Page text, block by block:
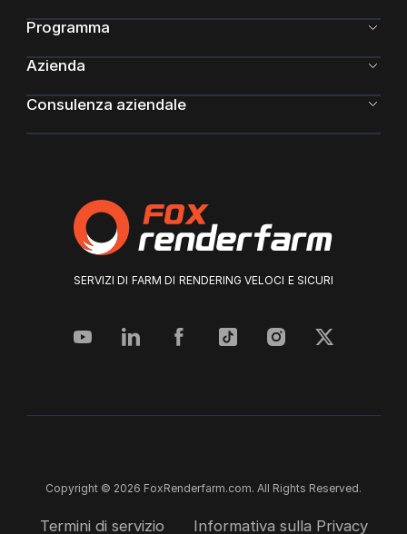
SERVIZI DI FARM DI RENDERING VELOCI E SICURI
Programma
Azienda
Consulenza aziendale
Copyright © 2026 FoxRenderfarm.com. All Rights Reserved.
Termini di servizio Informativa sulla Privacy